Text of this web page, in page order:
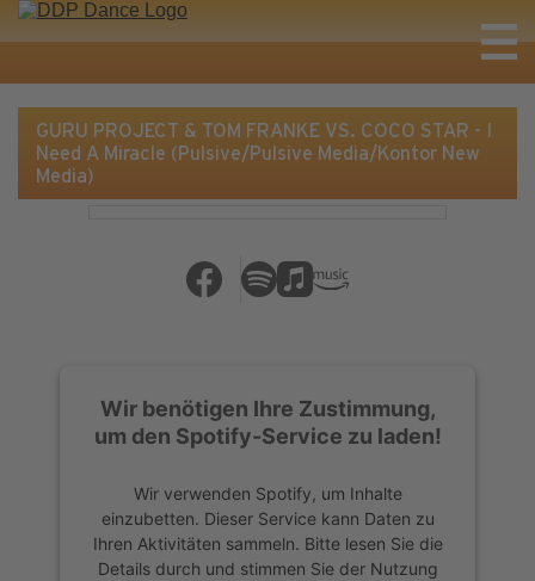
GURU PROJECT & TOM FRANKE VS. COCO STAR - I
Need A Miracle (Pulsive/Pulsive Media/Kontor New
Media)
Wir benötigen Ihre Zustimmung,
um den Spotify-Service zu laden!
Wir verwenden Spotify, um Inhalte
einzubetten. Dieser Service kann Daten zu
Ihren Aktivitäten sammeln. Bitte lesen Sie die
Details durch und stimmen Sie der Nutzung